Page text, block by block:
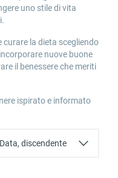
uno stile di vita
la dieta scegliendo
nuove buone
il benessere che meriti
ispirato e informato